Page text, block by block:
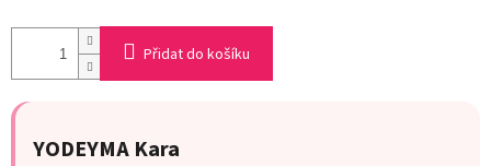
Přidat do košíku
YODEYMA Kara